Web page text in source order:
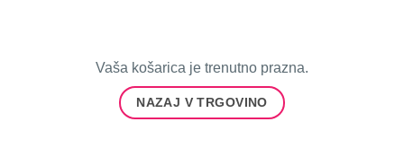
Vaša košarica je trenutno prazna.
NAZAJ V TRGOVINO